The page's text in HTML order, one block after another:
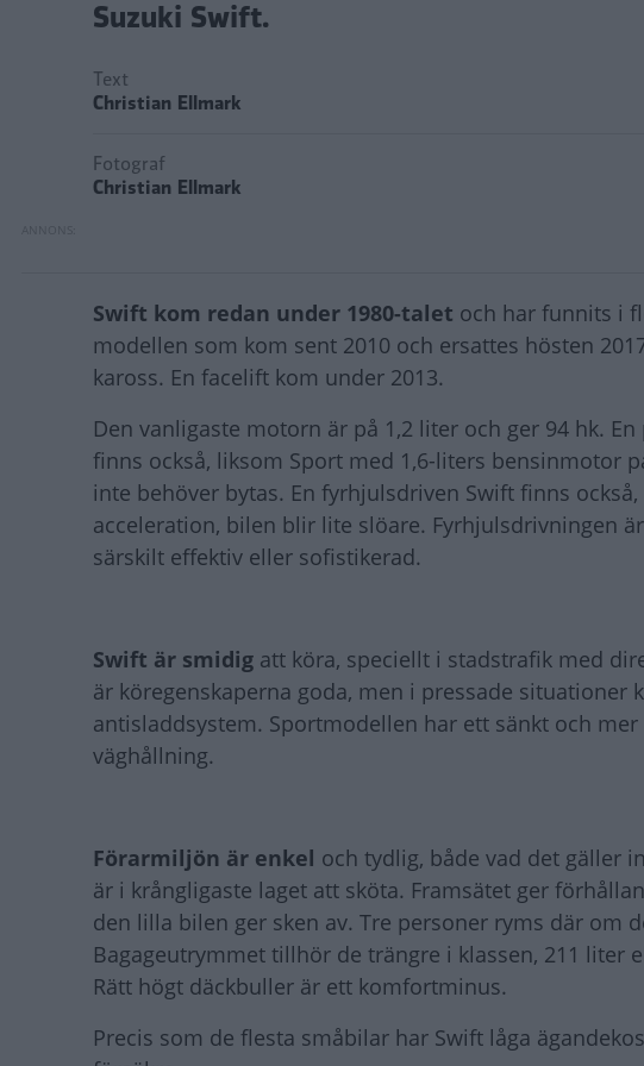
Suzuki Swift.
Text
Christian Ellmark
Fotograf
Christian Ellmark
Swift kom redan under 1980-talet och har funnits i
modellen som kom sent 2010 och ersattes hösten
kaross. En facelift kom under 2013.
Den vanligaste motorn är på 1,2 liter och ger 94 hk.
finns också, liksom Sport med 1,6-liters bensinmotor
inte behöver bytas. En fyrhjulsdriven Swift finns
acceleration, bilen blir lite slöare. Fyrhjulsdrivningen
särskilt effektiv eller sofistikerad.
Swift är smidig att köra, speciellt i stadstrafik med
är köregenskaperna goda, men i pressade situationer
antisladdsystem. Sportmodellen har ett sänkt och
väghållning.
Förarmiljön är enkel och tydlig, både vad det gäller
är i krångligaste laget att sköta. Framsätet ger
den lilla bilen ger sken av. Tre personer ryms där om
Bagageutrymmet tillhör de trängre i klassen, 211 liter
Rätt högt däckbuller är ett komfortminus.
Precis som de flesta småbilar har Swift låga